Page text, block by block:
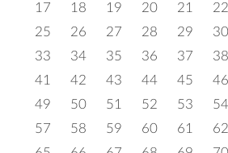
17
18 19 20 21 22
25
26 27 28 29 30
33
34 35 36 37 38
41
42 43 44 45 46
49
50 51 52 53 54
57
58 59 60 61 62